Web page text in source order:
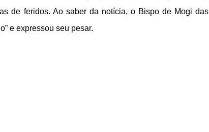
de feridos. Ao saber da notícia, o Bispo de Mogi das
e expressou seu pesar.